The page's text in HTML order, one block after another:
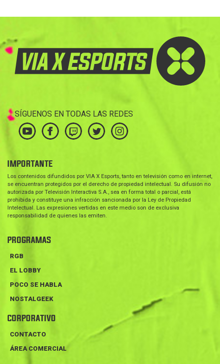
SÍGUENOS EN TODAS LAS REDES
IMPORTANTE
Los contenidos difundidos por VIA X Esports, tanto en televisión como en internet,
se encuentran protegidos por el derecho de propiedad intelectual. Su difusión no
autorizada por Televisión Interactiva S.A., sea en forma total o parcial, está
prohibida y constituye una infracción sancionada por la Ley de Propiedad
Intelectual. Las expresiones vertidas en este medio son de exclusiva
responsabilidad de quienes las emiten.
PROGRAMAS
RGB
EL LOBBY
POCO SE HABLA
NOSTALGEEK
CORPORATIVO
CONTACTO
ÁREA COMERCIAL